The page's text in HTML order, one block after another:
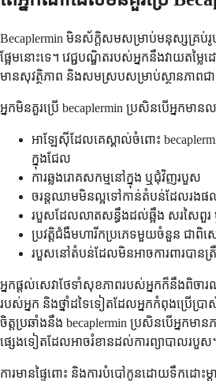
Becaplermin មិនស័ក្តិសមសម្រាប់មនុស្សគ្រប់
ផ្អែមនោះទេ។ វេជ្ជបណ្ឌិតរបស់អ្នកនឹងវាយតម្លៃ
មានសុវត្ថិភាព និងសមស្របសម្រាប់ស្ថានភាពជ
អ្នកមិនគួរប្រើ becaplermin ប្រសិនបើអ្នកមា
អាឡែស៊ីដែលគេស្គាល់ចំពោះ
ក្នុងជែល
ការឆ្លងរោគសកម្មនៅក្នុង ឬជុំវិញរបួស
ចរន្តឈាមមិនល្អទៅកាន់តំបន់ដែលរងផ
របួសដែលលាតសន្ធឹងដល់ឆ្អឹង សរសៃពួរ
ប្រវត្តិជំងឺមហារីកប្រភេទមួយចំនួន ជាពិ
របួសនៅតំបន់ដែលមិនអាចការពារបានត្រឹ
អ្នកផ្តល់សេវាថែទាំសុខភាពរបស់អ្នកក៏នឹងពិច
របស់អ្នក និងថ្នាំដទៃទៀតដែលអ្នកកំពុងប្រើប្រ
ចិត្តប្រឆាំងនឹង becaplermin ប្រសិនបើអ្នកម
ផ្សេងទៀតដែលអាចរំខានដល់ការព្យាបាលរបួស
ការមានផ្ទៃពោះ និងការបំបៅកូនដោយទឹកដោះម្